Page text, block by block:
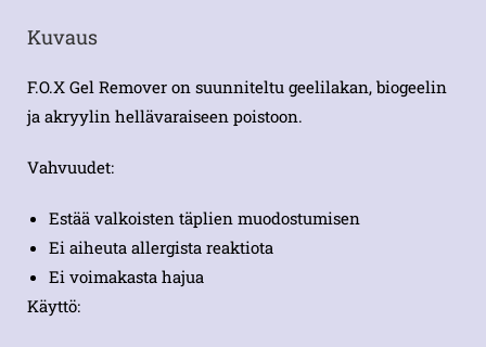
Kuvaus
F.O.X Gel Remover on suunniteltu geelilakan, biogeelin
ja akryylin hellävaraiseen poistoon.
Vahvuudet:
Estää valkoisten täplien muodostumisen
Ei aiheuta allergista reaktiota
Ei voimakasta hajua
Käyttö: